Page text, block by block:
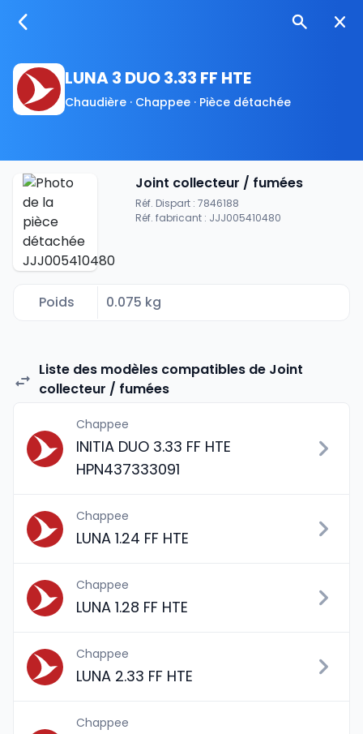
LUNA 3 DUO 3.33 FF HTE
Chaudière · Chappee · Pièce détachée
Joint collecteur / fumées
Réf. Dispart : 7846188
Réf. fabricant : JJJ005410480
Poids 0.075 kg
Liste des modèles compatibles de Joint
collecteur / fumées
Chappee
INITIA DUO 3.33 FF HTE
HPN437333091
Chappee
LUNA 1.24 FF HTE
Chappee
LUNA 1.28 FF HTE
Chappee
LUNA 2.33 FF HTE
Chappee